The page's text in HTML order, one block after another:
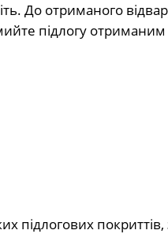
До отриманого
підлогу
підлогових